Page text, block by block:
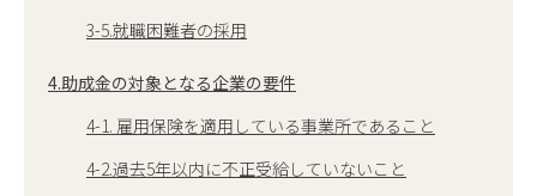
3-5.就職困難者の採用
4.助成金の対象となる企業の要件
4-1. 雇用保険を適用している事業所であること
4-2.過去5年以内に不正受給していないこと